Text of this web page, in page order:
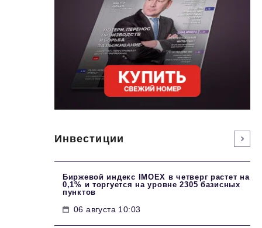
Инвестиции
Биржевой индекс IMOEX в четверг растет на
0,1% и торгуется на уровне 2305 базисных
пунктов
06 августа 10:03